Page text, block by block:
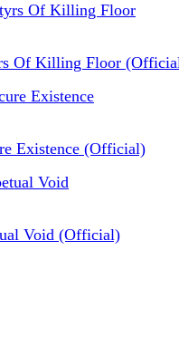
Of Killing Floor
Existence (Official)
Void (Official)